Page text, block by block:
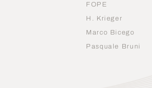
FOPE
H. Krieger
Marco Bicego
Pasquale Bruni